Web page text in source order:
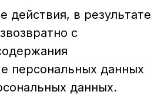
в результате
с
персональных данных
данных.